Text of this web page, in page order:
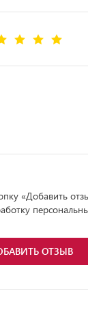
«Добавить
ОТЗЫВ